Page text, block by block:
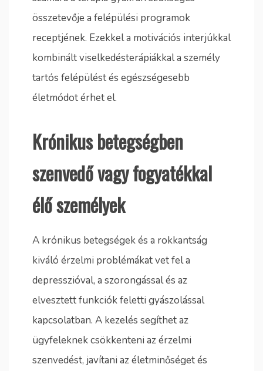
összetevője a felépülési programok
receptjének. Ezekkel a motivációs interjúkkal
kombinált viselkedésterápiákkal a személy
tartós felépülést és egészségesebb
életmódot érhet el.
Krónikus betegségben
szenvedő vagy fogyatékkal
élő személyek
A krónikus betegségek és a rokkantság
kiváló érzelmi problémákat vet fel a
depresszióval, a szorongással és az
elvesztett funkciók feletti gyászolással
kapcsolatban. A kezelés segíthet az
ügyfeleknek csökkenteni az érzelmi
szenvedést, javítani az életminőséget és